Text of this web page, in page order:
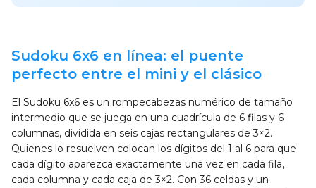
Sudoku 6x6 en línea: el puente
perfecto entre el mini y el clásico
El Sudoku 6x6 es un rompecabezas numérico de tamaño
intermedio que se juega en una cuadrícula de 6 filas y 6
columnas, dividida en seis cajas rectangulares de 3×2.
Quienes lo resuelven colocan los dígitos del 1 al 6 para que
cada dígito aparezca exactamente una vez en cada fila,
cada columna y cada caja de 3×2. Con 36 celdas y un